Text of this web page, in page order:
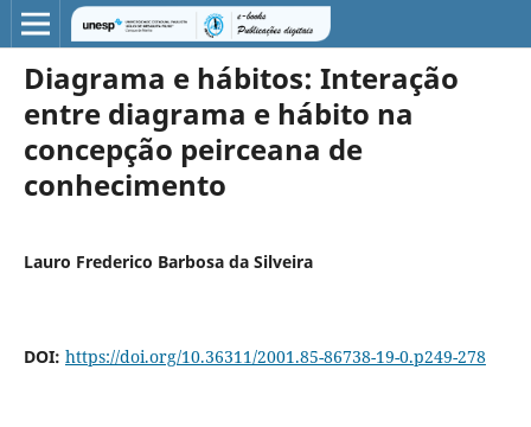
Diagrama e hábitos: Interação
entre diagrama e hábito na
concepção peirceana de
conhecimento
Lauro Frederico Barbosa da Silveira
DOI: https://doi.org/10.36311/2001.85-86738-19-0.p249-278